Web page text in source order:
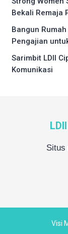
Bekali Remaja
Bangun
Pengajian
Sarimbit LDII
Komunikasi
Situs
Visi